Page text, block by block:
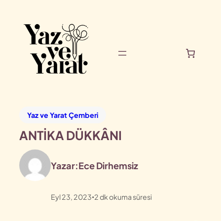
Yaz ve Yarat Çemberi
ANTİKA DÜKKÂNI
Yazar:Ece Dirhemsiz
Eyl 23, 2023 •2dk okuma süresi